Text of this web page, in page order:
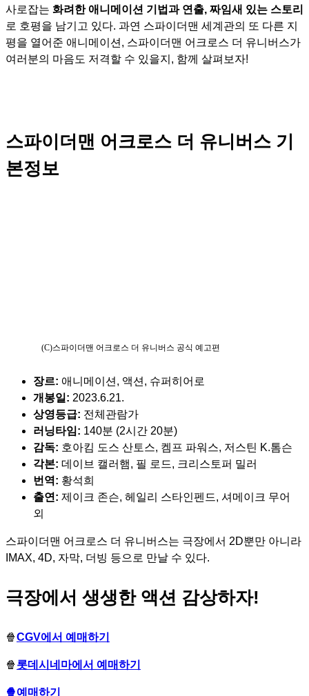
사로잡는 화려한 애니메이션 기법과 연출, 짜임새 있는 스토리
로 호평을 남기고 있다. 과연 스파이더맨 세계관의 또 다른 지
평을 열어준 애니메이션, 스파이더맨 어크로스 더 유니버스가
여러분의 마음도 저격할 수 있을지, 함께 살펴보자!
스파이더맨 어크로스 더 유니버스 기
본정보
(C)스파이더맨 어크로스 더 유니버스 공식 예고편
장르: 애니메이션, 액션, 슈퍼히어로
개봉일: 2023.6.21.
상영등급: 전체관람가
러닝타임: 140분 (2시간 20분)
감독: 호아킴 도스 산토스, 켐프 파워스, 저스틴 K.톰슨
각본: 데이브 캘러햄, 필 로드, 크리스토퍼 밀러
번역: 황석희
출연: 제이크 존슨, 헤일리 스타인펜드, 셔메이크 무어
외
스파이더맨 어크로스 더 유니버스는 극장에서 2D뿐만 아니라
IMAX, 4D, 자막, 더빙 등으로 만날 수 있다.
극장에서 생생한 액션 감상하자!
🍿CGV에서 예매하기
🍿 롯데시네마에서 예매하기
🍿예매하기